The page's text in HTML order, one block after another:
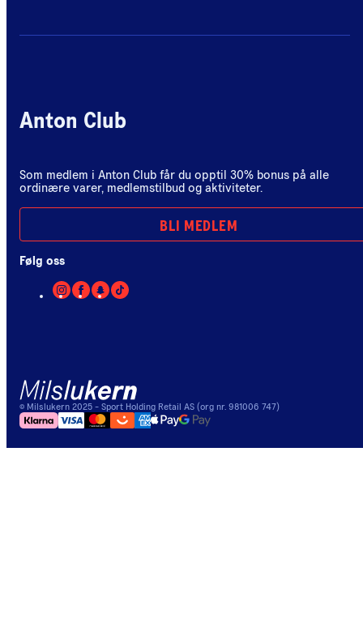
Anton Club
Som medlem i Anton Club får du opptil 30% bonus på alle
ordinære varer, medlemstilbud og aktiviteter.
BLI MEDLEM
Følg oss
© Milslukern 2025 - Sport Holding Retail AS (org nr. 981006 747)